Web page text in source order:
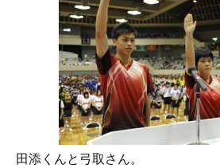
田添くんと弓取さん。